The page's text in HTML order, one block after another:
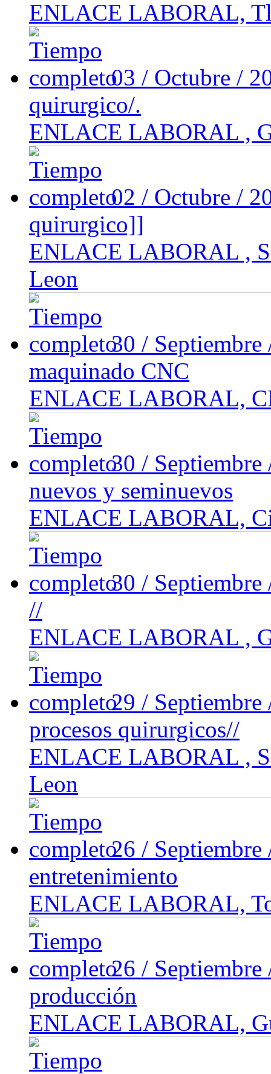
ENLACE LABORAL,
03 / Octubre /
quirurgico/.
ENLACE LABORAL ,
02 / Octubre /
quirurgico]]
ENLACE LABORAL ,
Leon
30 /
maquinado CNC
ENLACE LABORAL,
30 /
nuevos y seminuevos
ENLACE LABORAL,
30 /
//
ENLACE LABORAL ,
29 /
procesos quirurgicos//
ENLACE LABORAL ,
Leon
26 /
entretenimiento
ENLACE LABORAL,
26 /
producción
ENLACE LABORAL,